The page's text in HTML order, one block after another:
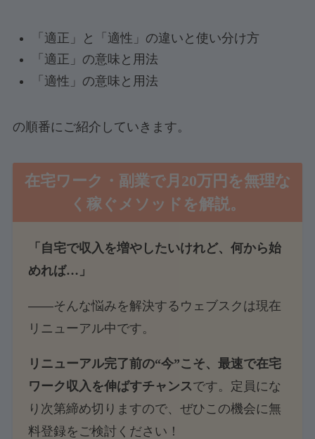
「適正」と「適性」の違いと使い分け方
「適正」の意味と用法
「適性」の意味と用法
の順番にご紹介していきます。
在宅ワーク・副業で月20万円を無理な
く稼ぐメソッド を解説。
「自宅で収入を増やしたいけれど、何から始
めれば…」
――そんな悩みを解決するウェブスクは現在
リニューアル中です。
リニューアル完了前の“今”こそ、最速で在宅
ワーク収入を伸ばすチャンスです。定員にな
り次第締め切りますので、ぜひこの機会に無
料登録をご検討ください！